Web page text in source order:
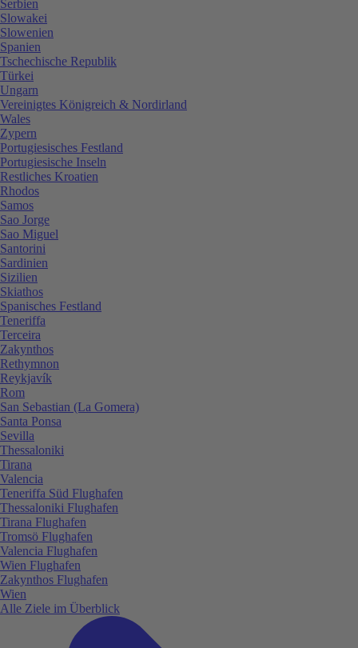
Serbien
Slowakei
Slowenien
Spanien
Tschechische Republik
Türkei
Ungarn
Vereinigtes Königreich & Nordirland
Wales
Zypern
Portugiesisches Festland
Portugiesische Inseln
Restliches Kroatien
Rhodos
Samos
Sao Jorge
Sao Miguel
Santorini
Sardinien
Sizilien
Skiathos
Spanisches Festland
Teneriffa
Terceira
Zakynthos
Rethymnon
Reykjavík
Rom
San Sebastian (La Gomera)
Santa Ponsa
Sevilla
Thessaloniki
Tirana
Valencia
Teneriffa Süd Flughafen
Thessaloniki Flughafen
Tirana Flughafen
Tromsö Flughafen
Valencia Flughafen
Wien Flughafen
Zakynthos Flughafen
Wien
Alle Ziele im Überblick